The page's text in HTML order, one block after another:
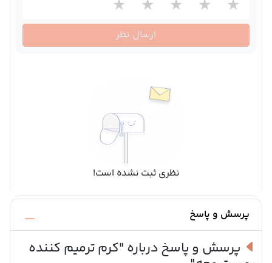
ارسال نظر
نظری ثبت نشده است!
پرسش و پاسخ
پرسش و پاسخ درباره "کرم ترمیم کننده